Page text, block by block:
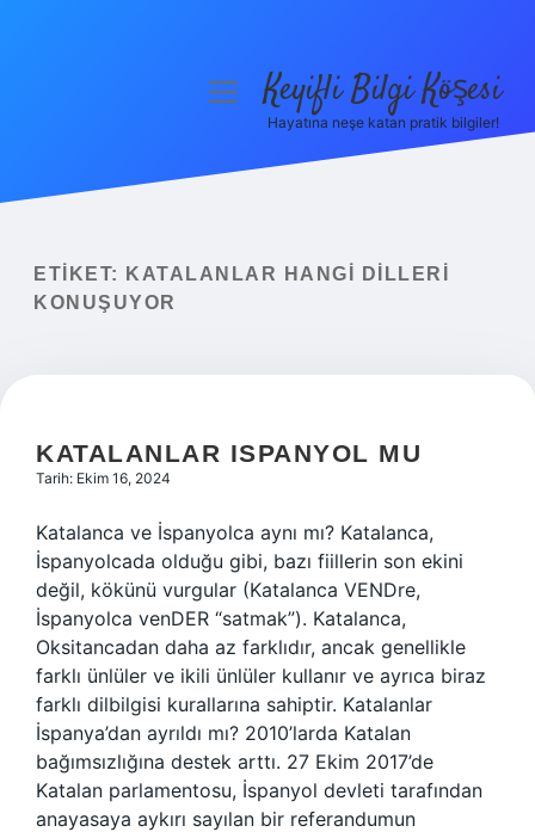
Yasal Uyarı
menüyüKeyifli Bilgi Köşesi
Hayatına neşe katan pratik bilgiler!
ETIKET:
KATALANLAR HANGI DILLERI
KONUŞUYOR
KATALANLAR ISPANYOL MU
Tarih: Ekim 16, 2024
Katalanca ve İspanyolca aynı mı? Katalanca,
İspanyolcada olduğu gibi, bazı fiillerin son ekini
değil, kökünü vurgular (Katalanca VENDre,
İspanyolca venDER “satmak”). Katalanca,
Oksitancadan daha az farklıdır, ancak genellikle
farklı ünlüler ve ikili ünlüler kullanır ve ayrıca biraz
farklı dilbilgisi kurallarına sahiptir. Katalanlar
İspanya’dan ayrıldı mı? 2010’larda Katalan
bağımsızlığına destek arttı. 27 Ekim 2017’de
Katalan parlamentosu, İspanyol devleti tarafından
anayasaya aykırı sayılan bir referandumun